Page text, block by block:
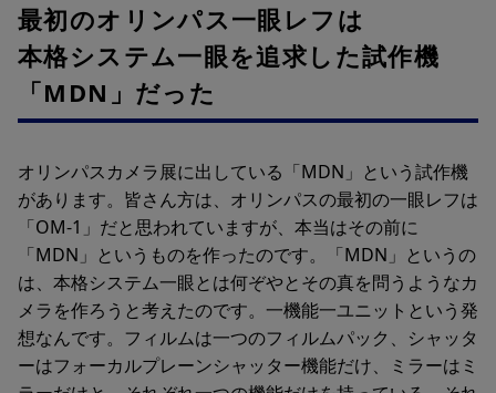
最初のオリンパス一眼レフは
本格システム一眼を追求した試作機
「MDN」だった
オリンパスカメラ展に出している「MDN」という試作機
があります。皆さん方は、オリンパスの最初の一眼レフは
「OM-1」だと思われていますが、本当はその前に
「MDN」というものを作ったのです。「MDN」というの
は、本格システム一眼とは何ぞやとその真を問うようなカ
メラを作ろうと考えたのです。一機能一ユニットという発
想なんです。フィルムは一つのフィルムパック、シャッタ
ーはフォーカルプレーンシャッター機能だけ、ミラーはミ